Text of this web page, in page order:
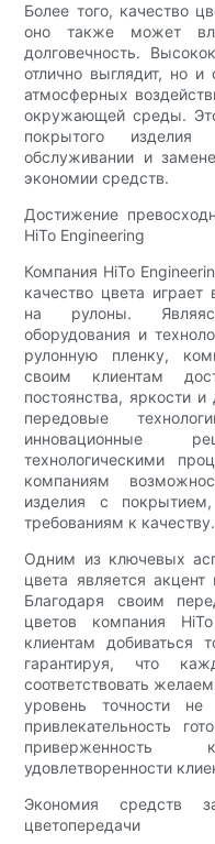
Более того, качество
оно также может
долговечность.
отлично выглядит, но
атмосферных
окружающей среды.
покрытого
обслуживании и
экономии средств.
Достижение
HiTo Engineering
Компания HiTo
качество цвета
на рулоны.
оборудования и
рулонную пленку,
своим клиентам
постоянства, яркости
передовые
инновационные
технологическими
компаниям
изделия с
требованиям к качеству.
Одним из ключевых
цвета является акцент
Благодаря своим
цветов компания
клиентам добиваться
гарантируя, что
соответствовать
уровень точности не
привлекательность
удовлетворенности
Экономия средств
цветопередачи